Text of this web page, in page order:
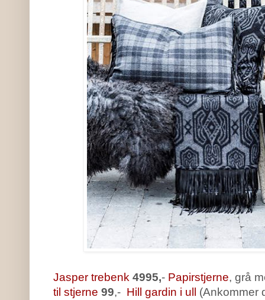
Jasper trebenk 4995,- Papirstjerne, grå
til stjerne 99,- Hill gardin i ull (Ankommer